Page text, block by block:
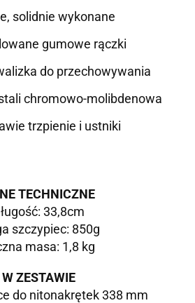
solidnie wykonane
gumowe rączki
do przechowywania
chromowo-molibdenowa
trzpienie i ustniki
TECHNICZNE
33,8cm
szczypiec: 850g
masa: 1,8 kg
W ZESTAWIE
do nitonakrętek 338 mm